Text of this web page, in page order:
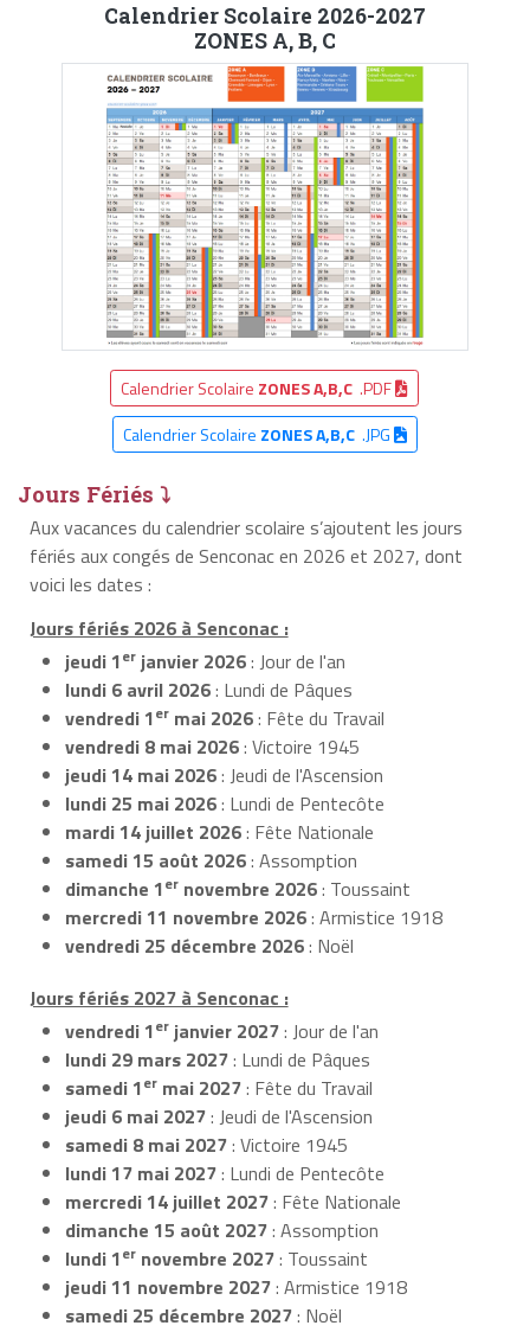
Calendrier Scolaire 2026-2027
ZONES A, B, C
Calendrier Scolaire ZONES A,B,C .PDF
Calendrier Scolaire ZONES A,B,C.JPG
Jours Fériés ⤵
Aux vacances du calendrier scolaire s’ajoutent les jours
fériés aux congés de Senconac en 2026 et 2027, dont
voici les dates :
Jours fériés 2026 à Senconac :
jeudi 1er janvier 2026: Jour de l'an
lundi 6 avril 2026: Lundi de Pâques
vendredi 1er mai 2026: Fête du Travail
vendredi 8 mai 2026: Victoire 1945
jeudi 14 mai 2026: Jeudi de l'Ascension
lundi 25 mai 2026: Lundi de Pentecôte
mardi 14 juillet 2026: Fête Nationale
samedi 15 août 2026: Assomption
dimanche 1er novembre 2026: Toussaint
mercredi 11 novembre 2026: Armistice 1918
vendredi 25 décembre 2026: Noël
Jours fériés 2027 à Senconac :
vendredi 1er janvier 2027: Jour de l'an
lundi 29 mars 2027: Lundi de Pâques
samedi 1er mai 2027: Fête du Travail
jeudi 6 mai 2027: Jeudi de l'Ascension
samedi 8 mai 2027: Victoire 1945
lundi 17 mai 2027: Lundi de Pentecôte
mercredi 14 juillet 2027: Fête Nationale
dimanche 15 août 2027: Assomption
lundi 1er novembre 2027: Toussaint
jeudi 11 novembre 2027: Armistice 1918
samedi 25 décembre 2027: Noël